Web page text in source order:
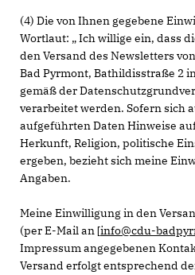
(4) Die von Ihnen gegebene
Wortlaut: „ Ich willige ein, dass
den Versand des Newsletters
Bad Pyrmont, Bathildisstraße 2
gemäß der
verarbeitet werden. Sofern sich
aufgeführten Daten Hinweise
Herkunft, Religion, politische
ergeben, bezieht sich meine
Angaben.
Meine Einwilligung in den
(per E-Mail an [info@cdu-
Impressum angegebenen
Versand erfolgt entsprechend